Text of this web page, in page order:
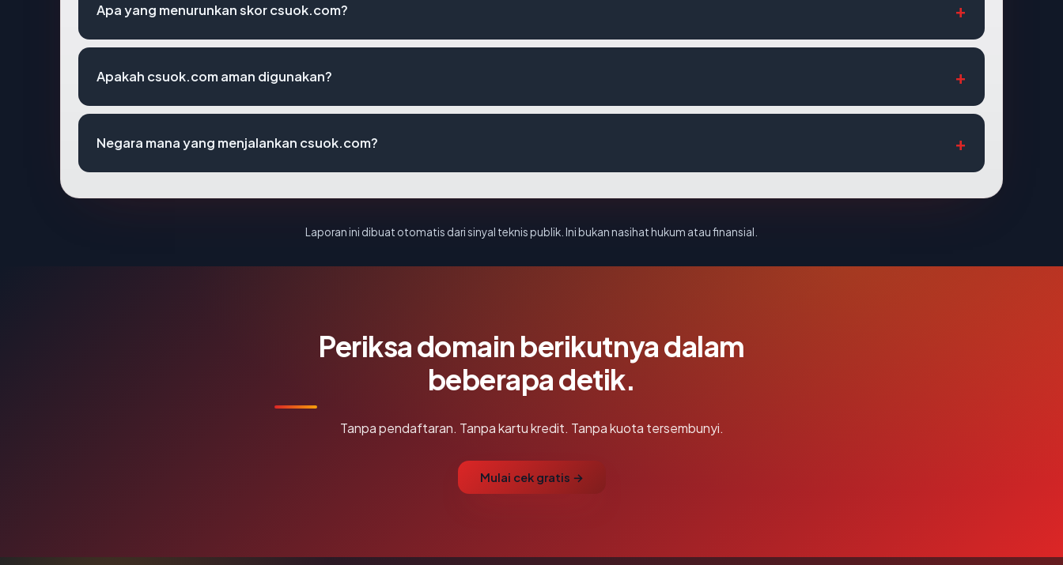
Apa yang menurunkan skor csuok.com?
Apakah csuok.com aman digunakan?
Negara mana yang menjalankan csuok.com?
Laporan ini dibuat otomatis dari sinyal teknis publik. Ini bukan nasihat hukum atau finansial.
Periksa domain berikutnya dalam
beberapa detik.
Tanpa pendaftaran. Tanpa kartu kredit. Tanpa kuota tersembunyi.
Mulai cek gratis →